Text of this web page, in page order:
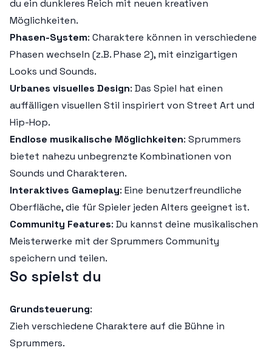
du ein dunkleres Reich mit neuen kreativen
Möglichkeiten.
Phasen-System: Charaktere können in verschiedene
Phasen wechseln (z.B. Phase 2), mit einzigartigen
Looks und Sounds.
Urbanes visuelles Design: Das Spiel hat einen
auffälligen visuellen Stil inspiriert von Street Art und
Hip-Hop.
Endlose musikalische Möglichkeiten: Sprummers
bietet nahezu unbegrenzte Kombinationen von
Sounds und Charakteren.
Interaktives Gameplay: Eine benutzerfreundliche
Oberfläche, die für Spieler jeden Alters geeignet ist.
Community Features: Du kannst deine musikalischen
Meisterwerke mit der Sprummers Community
speichern und teilen.
So spielst du
Grundsteuerung:
Zieh verschiedene Charaktere auf die Bühne in
Sprummers.